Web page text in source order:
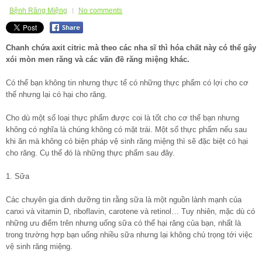
Bệnh Răng Miệng No comments
Chanh chứa axit citric mà theo các nha sĩ thì hóa chất này có thể gây
xói mòn men răng và các vấn đề răng miệng khác.
Có thể bạn không tin nhưng thực tế có những thực phẩm có lợi cho cơ
thể nhưng lại có hại cho răng.
Cho dù một số loại thực phẩm được coi là tốt cho cơ thể bạn nhưng
không có nghĩa là chúng không có mặt trái. Một số thực phẩm nếu sau
khi ăn mà không có biện pháp vệ sinh răng miệng thì sẽ đặc biệt có hại
cho răng. Cụ thể đó là những thực phẩm sau đây.
1. Sữa
Các chuyên gia dinh dưỡng tin rằng sữa là một nguồn lành mạnh của
canxi và vitamin D, riboflavin, carotene và retinol… Tuy nhiên, mặc dù có
những ưu điểm trên nhưng uống sữa có thể hại răng của bạn, nhất là
trong trường hợp bạn uống nhiều sữa nhưng lại không chú trọng tới việc
vệ sinh răng miệng.